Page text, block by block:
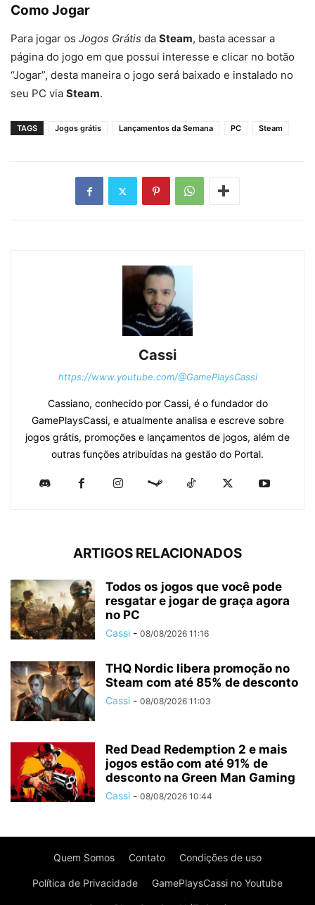
Como Jogar
Para jogar os Jogos Grátis da Steam, basta acessar a
página do jogo em que possui interesse e clicar no botão
“Jogar”, desta maneira o jogo será baixado e instalado no
seu PC via Steam.
TAGS Jogos grátis Lançamentos da Semana PC Steam
Cassi
https://www.youtube.com/@GamePlaysCassi
Cassiano, conhecido por Cassi, é o fundador do
GamePlaysCassi, e atualmente analisa e escreve sobre
jogos grátis, promoções e lançamentos de jogos, além de
outras funções atribuídas na gestão do Portal.
ARTIGOS RELACIONADOS
Todos os jogos que você pode
resgatar e jogar de graça agora
no PC
Cassi - 08/08/2026 11:16
THQ Nordic libera promoção no
Steam com até 85% de desconto
Cassi - 08/08/2026 11:03
Red Dead Redemption 2 e mais
jogos estão com até 91% de
desconto na Green Man Gaming
Cassi - 08/08/2026 10:44
Quem Somos Contato Condições de uso
Política de Privacidade GamePlaysCassi no Youtube